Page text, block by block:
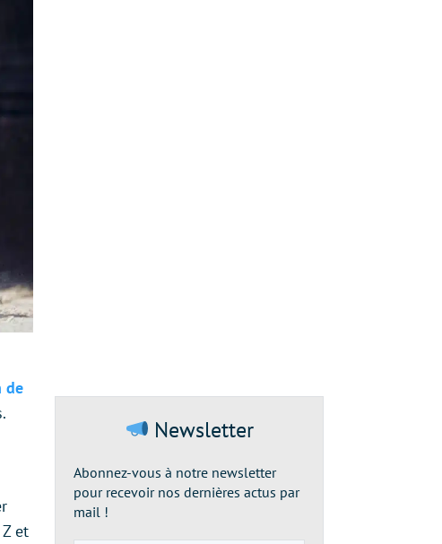
de
et
Newsletter
Abonnez-vous à notre newsletter
pour recevoir nos dernières actus par
mail !